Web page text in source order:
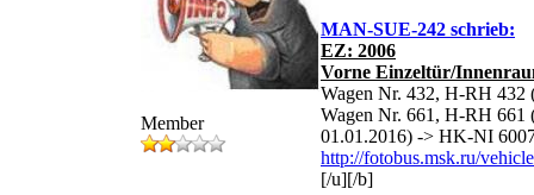
Member
MAN-SUE-242 schrieb:
EZ: 2006
Vorne Einzeltür/
Wagen Nr. 432, H-RH
Wagen Nr. 661, H-RH 661
01.01.2016) -> HK-NI
http://fotobus.msk.ru/
[/u][/b]